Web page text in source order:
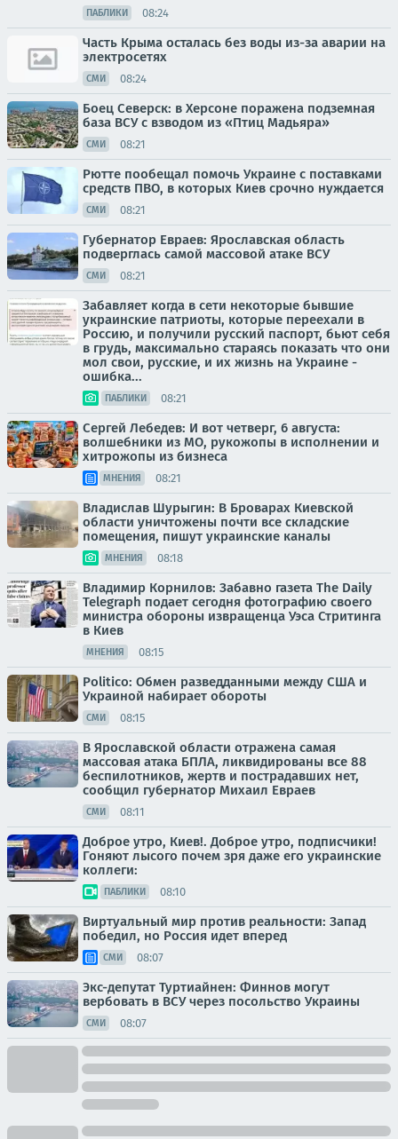
ПАБЛИКИ 08:24
Часть Крыма осталась без воды из-за аварии на
электросетях
СМИ 08:24
Боец Северск: в Херсоне поражена подземная
база ВСУ с взводом из «Птиц Мадьяра»
СМИ 08:21
Рютте пообещал помочь Украине с поставками
средств ПВО, в которых Киев срочно нуждается
СМИ 08:21
Губернатор Евраев: Ярославская область
подверглась самой массовой атаке ВСУ
СМИ 08:21
Забавляет когда в сети некоторые бывшие
украинские патриоты, которые переехали в
Россию, и получили русский паспорт, бьют себя
в грудь, максимально стараясь показать что они
мол свои, русские, и их жизнь на Украине -
ошибка...
ПАБЛИКИ 08:21
Сергей Лебедев: И вот четверг, 6 августа:
волшебники из МО, рукожопы в исполнении и
хитрожопы из бизнеса
МНЕНИЯ 08:21
Владислав Шурыгин: В Броварах Киевской
области уничтожены почти все складские
помещения, пишут украинские каналы
МНЕНИЯ 08:18
Владимир Корнилов: Забавно газета The Daily
Telegraph подает сегодня фотографию своего
министра обороны извращенца Уэса Стритинга
в Киев
МНЕНИЯ 08:15
Politico: Обмен разведданными между США и
Украиной набирает обороты
СМИ 08:15
В Ярославской области отражена самая
массовая атака БПЛА, ликвидированы все 88
беспилотников, жертв и пострадавших нет,
сообщил губернатор Михаил Евраев
СМИ 08:11
Доброе утро, Киев!. Доброе утро, подписчики!
Гоняют лысого почем зря даже его украинские
коллеги:
ПАБЛИКИ 08:10
Виртуальный мир против реальности: Запад
победил, но Россия идет вперед
СМИ 08:07
Экс-депутат Туртиайнен: Финнов могут
вербовать в ВСУ через посольство Украины
СМИ 08:07